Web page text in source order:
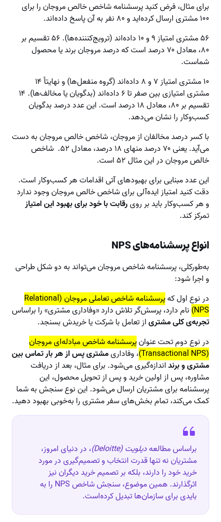
برای مثال، فرض کنید پرسشنامه شاخص خالص مروجان را برای
۱۰۰ مشتری ارسال کرده‌اید و ۸۰ نفر به آن پاسخ داده‌اند.
۵۶ مشتری امتیاز ۹ و ۱۰ داده‌اند (ترویج‌کنننده‌ها). ۵۶ تقسیم بر
۸۰، معادل ۷۰ درصد است که درصد مروجان برند یا محصول
شماست.
۱۰ مشتری امتیاز ۷ و ۸ داده‌اند (گروه منفعل‌ها) و نهایتاً ۱۴
مشتری امتیازی بین صفر تا ۶ داده‌اند (بدگویان یا مخالف‌ها). ۱۴
تقسیم بر ۸۰، معادل ۱۸ درصد است. این عدد درصد بدگویان
کسب‌وکار را نشان می‌دهد.
با کسر درصد مخالفان از مروجان، شاخص خالص مروجان به دست
می‌آید. یعنی ۷۰ درصد منهای ۱۸ درصد، معادل ۵۲. شاخص
خالص مروجان در این مثال ۵۲ است.
این عدد مبنایی برای بهبودهای آتی اقدامات هر کسب‌‎وکار است.
دقت کنید امتیاز ایده‌آلی برای شاخص خالص مروجان وجود ندارد
و هر کسب‌و‌کار باید بر رویرقابت با خود برای بهبود این امتیاز
تمرکز کند.
انواع پرسشنامه‌های NPS
به‌طور‌کلی، پرسشنامه شاخص مروجان می‌تواند به دو شکل طراحی
و اجرا شود:
در نوع اول که
پرسشنامه شاخص تعاملی مروجان (Relational
NPS) نام دارد، پرسش‌گر تلاش دارد «وفاداری مشتری» را براساس
تجربه‌ی کلی مشتریاز تعامل با شرکت یا خریدش بسنجد.
در نوع دوم تحت عنوانپرسشنامه شاخص مبادله‌ای مروجان
(Transactional NPS)
، وفاداریمشتری پس از هر بار تماس بین
مشتری و برنداندازه‌گیری می‌شود. برای مثال، بعد از دریافت
مشاوره، پس از اولین خرید و پس از تحویل محصول، این
پرسشنامه برای مشتریان ارسال می‌شود. این نوع سنجش به شما
کمک می‌کند، تمام بخش‌های سفر مشتری را به‌خوبی بهبود دهید.
براساس مطالعهدیلویت (Deloitte)
، در دنیای امروز،
مشتریان نه تنها قدرت انتخاب و تصمیم‌گیری در مورد
خرید خود را دارند، بلکه بر تصمیم خرید دیگران نیز
اثرگذارند. همین موضوع، سنجش شاخص NPS را به
بایدی برای سازمان‌ها تبدیل کرده‌است.